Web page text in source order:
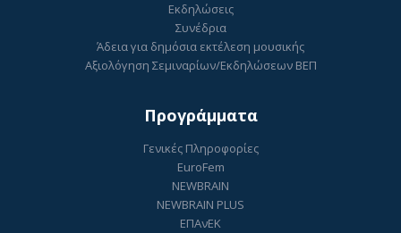
Εκδηλώσεις
Συνέδρια
Άδεια για δημόσια εκτέλεση μουσικής
Αξιολόγηση Σεμιναρίων/Εκδηλώσεων ΒΕΠ
Προγράμματα
Γενικές Πληροφορίες
EuroFem
NEWBRAIN
NEWBRAIN PLUS
ΕΠΑνΕΚ